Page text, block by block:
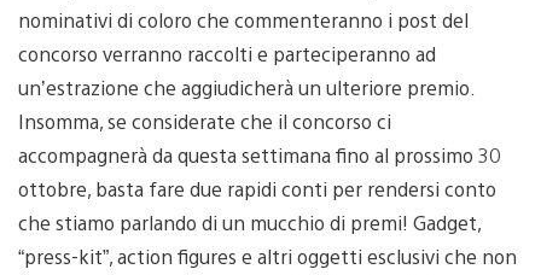
nominativi di coloro che commenteranno i post del
concorso verranno raccolti e parteciperanno ad
un’estrazione che aggiudicherà un ulteriore premio.
Insomma, se considerate che il concorso ci
accompagnerà da questa settimana fino al prossimo 30
ottobre, basta fare due rapidi conti per rendersi conto
che stiamo parlando di un mucchio di premi! Gadget,
“press-kit”, action figures e altri oggetti esclusivi che non